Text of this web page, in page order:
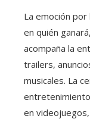
La emoción
en quién
acompaña la
trailers,
musicales. La
en